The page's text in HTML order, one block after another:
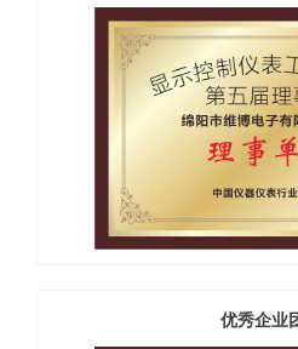
优秀企业